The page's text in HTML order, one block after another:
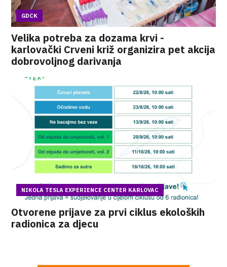
GDCK
Velika potreba za dozama krvi -
karlovački Crveni križ organizira pet akcija
dobrovoljnog darivanja
NIKOLA TESLA EXPERIENCE CENTER KARLOVAC
Otvorene prijave za prvi ciklus ekoloških
radionica za djecu